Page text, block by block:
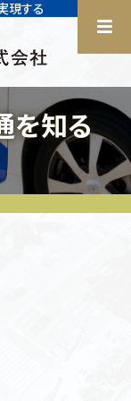
現する
を知る